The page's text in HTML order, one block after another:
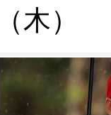
木）